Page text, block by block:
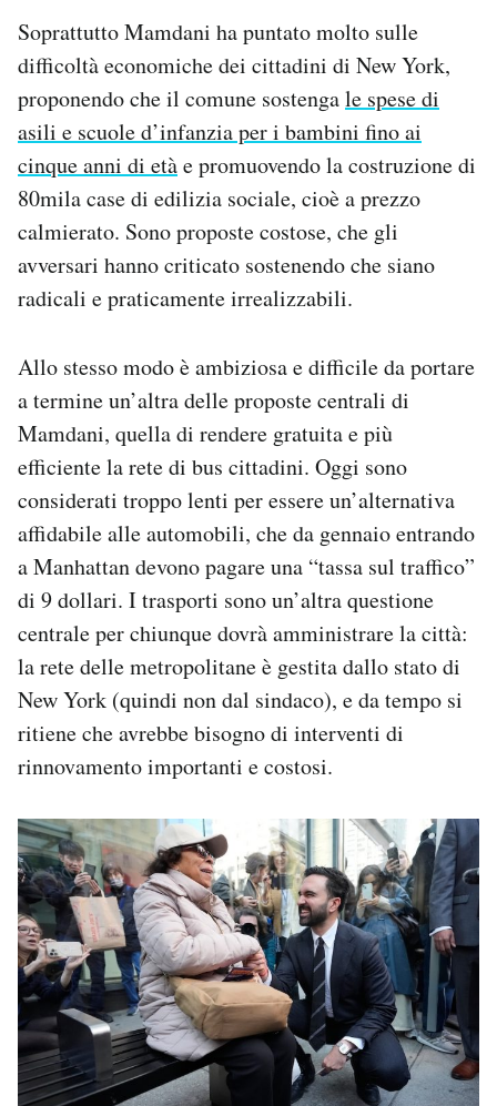
Soprattutto Mamdani ha puntato molto sulle
difficoltà economiche dei cittadini di New York,
proponendo che il comune sostengale spese di
asili e scuole d’infanzia per i bambini fino ai
cinque anni di etàe promuovendo la costruzione di
80mila case di edilizia sociale, cioè a prezzo
calmierato. Sono proposte costose, che gli
avversari hanno criticato sostenendo che siano
radicali e praticamente irrealizzabili.
Allo stesso modo è ambiziosa e difficile da portare
a termine un’altra delle proposte centrali di
Mamdani, quella di rendere gratuita e più
efficiente la rete di bus cittadini. Oggi sono
considerati troppo lenti per essere un’alternativa
affidabile alle automobili, che da gennaio entrando
a Manhattan devono pagare una “tassa sul traffico”
di 9 dollari. I trasporti sono un’altra questione
centrale per chiunque dovrà amministrare la città:
la rete delle metropolitane è gestita dallo stato di
New York (quindi non dal sindaco), e da tempo si
ritiene che avrebbe bisogno di interventi di
rinnovamento importanti e costosi.